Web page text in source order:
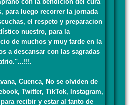
con la bendición del cura
para luego recorrer la jornada
el respeto y preparacion
nuestro, para la
de muchos y muy tarde en la
a descansar con las sagradas
Cuenca, No se olviden de
Twitter, TikTok, Instagram,
recibir y estar al tanto de